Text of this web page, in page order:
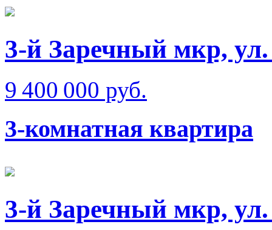
3-й Заречный мкр, ул.
9 400 000 руб.
3-комнатная квартира
3-й Заречный мкр,